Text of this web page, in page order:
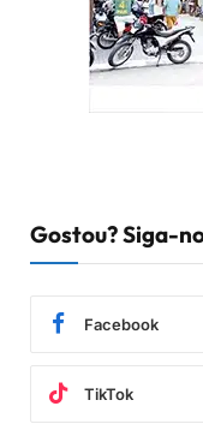
Gostou? Siga-
Facebook
TikTok